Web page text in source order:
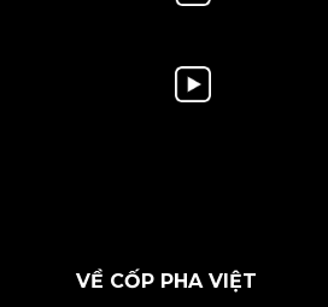
VỀ CỐP PHA VIỆT